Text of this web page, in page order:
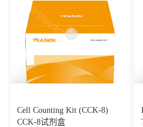
Cell Counting Kit (CCK-8)
CCK-8试剂盒